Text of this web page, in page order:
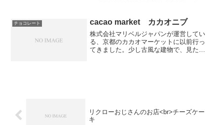
の人にも食べてもらったら、「除光液の
においは、わからない」...
チョコレート cacao market カカオニブ
株式会社マリベルジャパンが運営してい
る、京都のカカオマーケットに以前行っ
てきました。少し古風な建物で、見た目
リクローおじさんのお店<br>チーズケー
キ